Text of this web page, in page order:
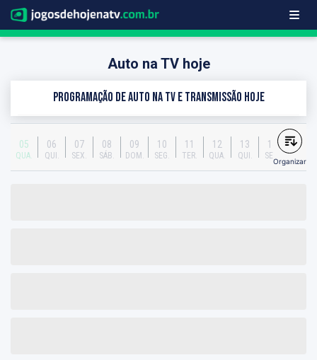
Auto na TV hoje
Programação de Auto na TV e transmissão hoje
05
QUA.
06
QUI.
07
SEX.
08
SÁB.
09
DOM.
10
SEG.
11
TER.
12
QUA.
13
QUI.
14
SEX.
Organizar